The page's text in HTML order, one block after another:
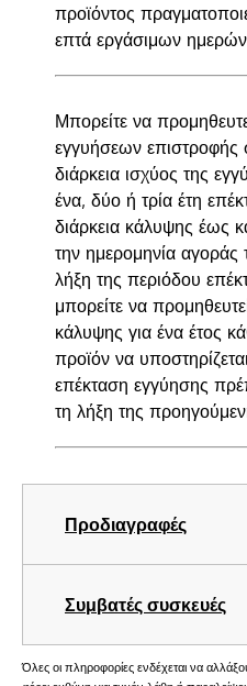
Προδιαγραφές
Συμβατές συσκευές
προϊόντος
επτά εργάσιμων
Μπορείτε να
εγγυήσεων επιστροφής
διάρκεια ισχύος της
ένα, δύο ή τρία έτη
διάρκεια κάλυψης έως
την ημερομηνία αγοράς
λήξη της περιόδου
μπορείτε να
κάλυψης για ένα έτος
προϊόν να
επέκταση εγγύησης
τη λήξη της
Όλες οι πληροφορίες ενδέχεται να